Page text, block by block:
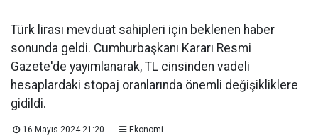
Türk lirası mevduat sahipleri için beklenen haber
sonunda geldi. Cumhurbaşkanı Kararı Resmi
Gazete'de yayımlanarak, TL cinsinden vadeli
hesaplardaki stopaj oranlarında önemli değişikliklere
gidildi.
16 Mayıs 2024 21:20 Ekonomi